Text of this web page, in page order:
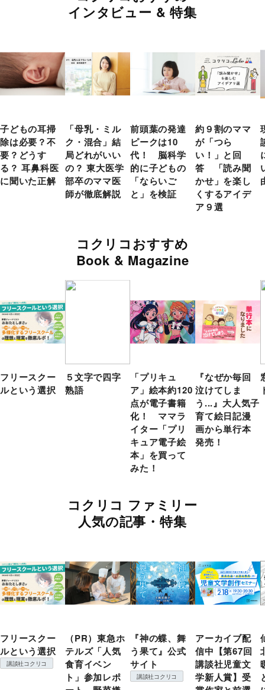
インタビュー & 特集
子どもの耳掃
除は必要？不
要？どうす
る？ 耳鼻科医
に聞いた正解
「母乳・ミル
ク・混合」結
局どれがいい
の？ 東大医学
部卒のママ医
師が徹底解説
前頭葉の発達
ピークは10
代！ 脳科学
的に子どもの
「ならいご
と」を検証
約９割のママ
が「つら
い！」と回
答 「読み聞
かせ」を楽し
くするアイデ
ア９選
コクリコおすすめ
Book & Magazine
フリースクー
ルという選択
５文字で四字
熟語
「プリキュ
ア」絵本約120
点が電子書籍
化！ ママラ
イター「プリ
キュア電子絵
本」を買って
みた！
『なぜか毎回
泣けてしま
う...』大人気子
育て絵日記漫
画から単行本
発売！
コクリコ ファミリー
人気の記事・特集
フリースクー
ルという選択
講談社コクリコ
（PR）東急ホ
テルズ「人気
食育イベン
ト」参加レポ
『神の蝶、舞
う果て』公式
サイト
講談社コクリコ
アーカイブ配
信中【第67回
講談社児童文
学新人賞】受